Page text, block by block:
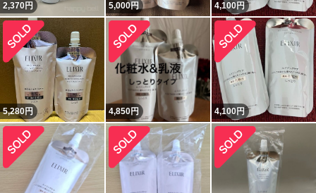
2,370円 5,000円 4,100円
5,280円 4,850円 4,100円